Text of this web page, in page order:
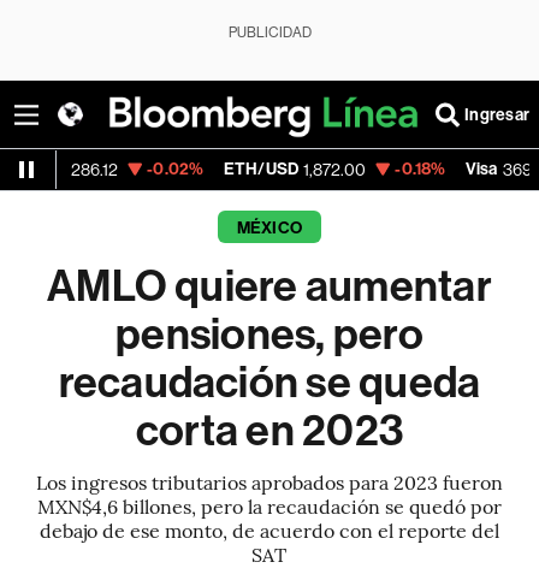
PUBLICIDAD
Ingresar
-0.02% ETH/USD 1,872.00 -0.18% Visa 369.59
MÉXICO
AMLO quiere aumentar
pensiones, pero
recaudación se queda
corta en 2023
Los ingresos tributarios aprobados para 2023 fueron
MXN$4,6 billones, pero la recaudación se quedó por
debajo de ese monto, de acuerdo con el reporte del
SAT